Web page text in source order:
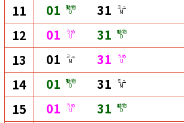
11 01 動物
D 31 ミュ
M
12 01 うめ
U 31 動物
D
13 01 ミュ
M 31 うめ
U
14 01 動物
D 31 ミュ
M
15 01 うめ
U 31 動物
D